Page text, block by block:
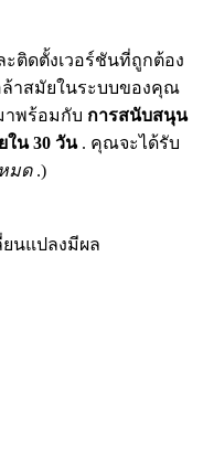
ติดตั้งเวอร์ชันที่ถูกต้อง
ล้าสมัยในระบบของคุณ
าพร้อมกับ การสนับสนุน
ใน 30 วัน. คุณจะได้รับ
มด.)
ยนแปลงมีผล